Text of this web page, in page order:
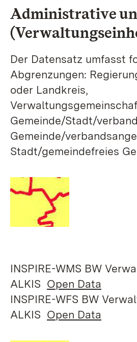
Administrative
Der Datensatz umfasst
Abgrenzungen:
oder Landkreis,
Gemeinde/Stadt/
Gemeinde/
Stadt/gemeindefreies
INSPIRE-WMS BW
ALKIS Open Data
INSPIRE-WFS BW
ALKIS Open Data